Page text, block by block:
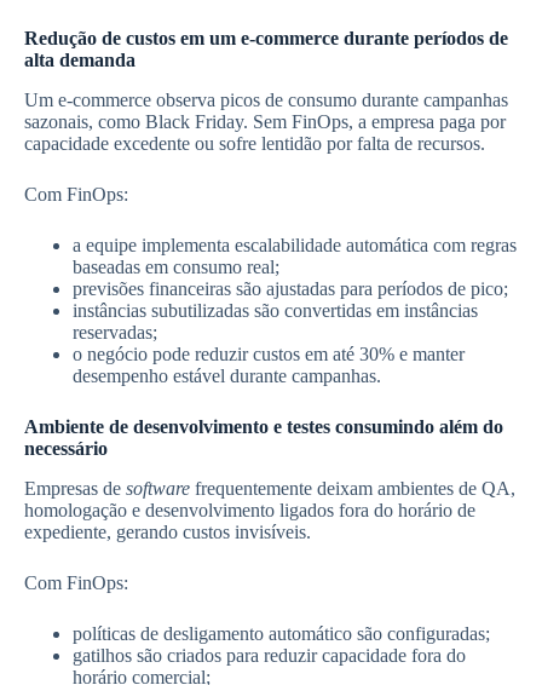
Redução de custos em um e-commerce durante períodos de
alta demanda
Um e-commerce observa picos de consumo durante campanhas
sazonais, como Black Friday. Sem FinOps, a empresa paga por
capacidade excedente ou sofre lentidão por falta de recursos.
Com FinOps:
a equipe implementa escalabilidade automática com regras
baseadas em consumo real;
previsões financeiras são ajustadas para períodos de pico;
instâncias subutilizadas são convertidas em instâncias
reservadas;
o negócio pode reduzir custos em até 30% e manter
desempenho estável durante campanhas.
Ambiente de desenvolvimento e testes consumindo além do
necessário
Empresas de software frequentemente deixam ambientes de QA,
homologação e desenvolvimento ligados fora do horário de
expediente, gerando custos invisíveis.
Com FinOps:
políticas de desligamento automático são configuradas;
gatilhos são criados para reduzir capacidade fora do
horário comercial;